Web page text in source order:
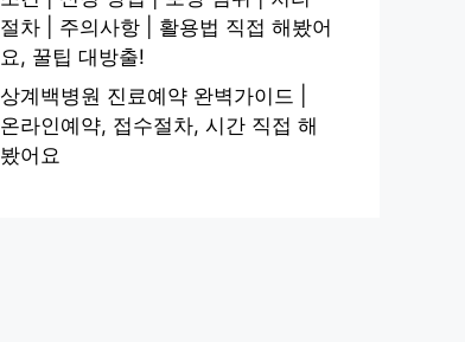
절차 | 주의사항 | 활용법 직접 해봤어
요, 꿀팁 대방출!
상계백병원 진료예약 완벽가이드 |
온라인예약, 접수절차, 시간 직접 해
봤어요